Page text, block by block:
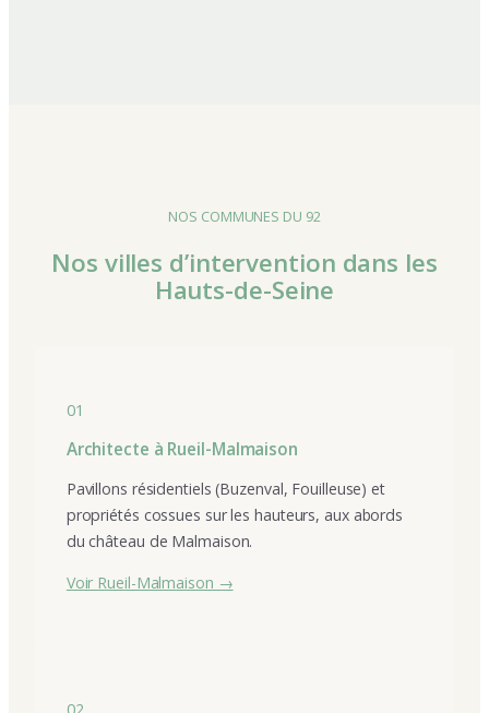
NOS COMMUNES DU 92
Nos villes d’intervention dans les
Hauts-de-Seine
01
Architecte à Rueil-Malmaison
Pavillons résidentiels (Buzenval, Fouilleuse) et
propriétés cossues sur les hauteurs, aux abords
du château de Malmaison.
Voir Rueil-Malmaison →